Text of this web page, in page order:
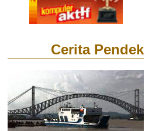
Cerita Pendek